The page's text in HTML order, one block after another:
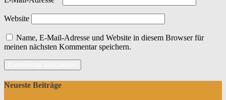
Website
Name, E-Mail-Adresse und Website in diesem Browser für
meinen nächsten Kommentar speichern.
Neueste Beiträge